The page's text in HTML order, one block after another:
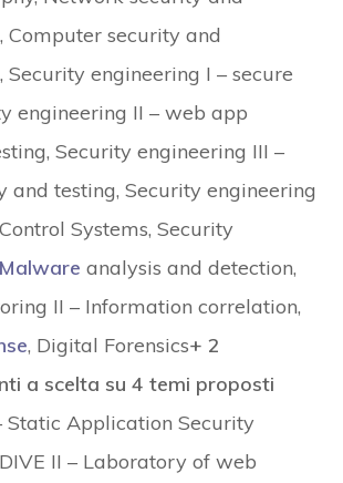
Computer security and
engineering I – secure
engineering II – web app
Security engineering III –
and testing, Security engineering
Systems, Security
Malware analysis and detection,
II – Information correlation,
, Digital Forensics+ 2
a scelta su 4 temi proposti
Static Application Security
II – Laboratory of web